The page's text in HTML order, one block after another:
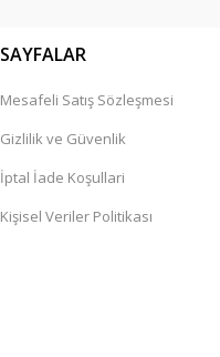
SAYFALAR
Mesafeli Satış Sözleşmesi
Gizlilik ve Güvenlik
İptal İade Koşullari
Kişisel Veriler Politikası